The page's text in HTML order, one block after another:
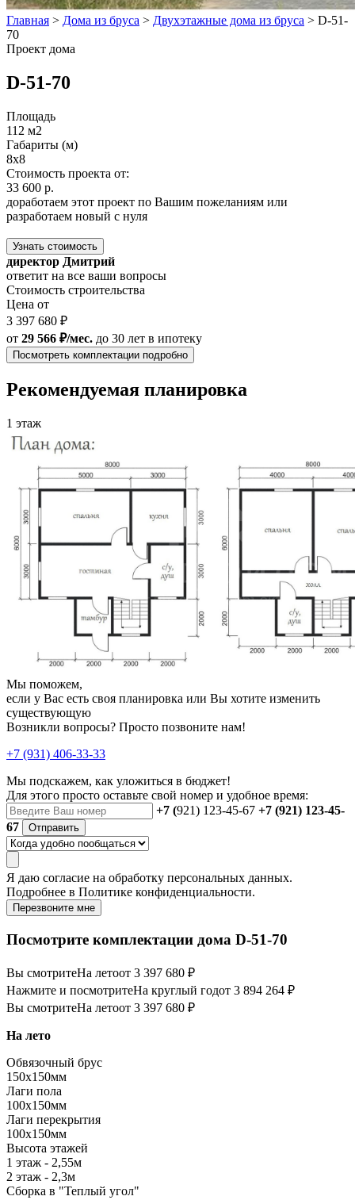
Главная > Дома из бруса > Двухэтажные дома из бруса > D-51-
70
Проект дома
D-51-70
Площадь
112 м2
Габариты (м)
8x8
Стоимость проекта от:
33 600 р.
доработаем этот проект по Вашим пожеланиям или
разработаем новый с нуля
Узнать стоимость
директор Дмитрий
ответит на все ваши вопросы
Стоимость строительства
Цена от
3 397 680 ₽
от 29 566 ₽/мес. до 30 лет в ипотеку
Посмотреть комплектации подробно
Рекомендуемая планировка
1 этаж
Мы поможем,
если у Вас есть своя планировка или Вы хотите изменить
существующую
Возникли вопросы? Просто позвоните нам!
+7 (931) 406-33-33
Мы подскажем, как уложиться в бюджет!
Для этого просто оставьте свой номер и удобное время:
+7 (921) 123-45-67 +7 (921) 123-45-
67
Отправить
Я даю согласие на обработку персональных данных.
Подробнее в Политике конфиденциальности.
Перезвоните мне
Посмотрите комплектации дома D-51-70
Вы смотритеНа летоот 3 397 680 ₽
Нажмите и посмотритеНа круглый годот 3 894 264 ₽
Вы смотритеНа летоот 3 397 680 ₽
На лето
Обвязочный брус
150х150мм
Лаги пола
100х150мм
Лаги перекрытия
100х150мм
Высота этажей
1 этаж - 2,55м
2 этаж - 2,3м
Сборка в "Теплый угол"